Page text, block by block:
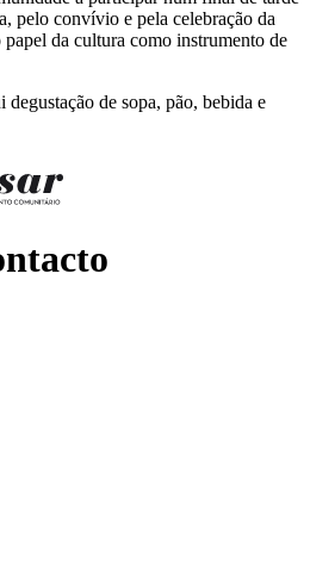
pelo convívio e pela celebração da
da cultura como instrumento de
de sopa, pão, bebida e